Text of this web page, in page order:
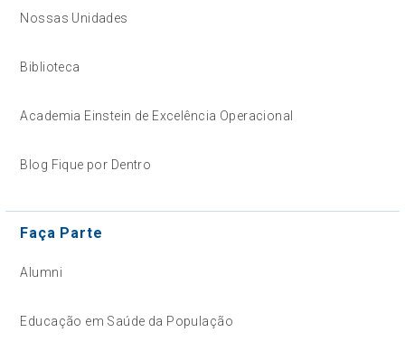
Nossas Unidades
Biblioteca
Academia Einstein de Excelência Operacional
Blog Fique por Dentro
Faça Parte
Alumni
Educação em Saúde da População